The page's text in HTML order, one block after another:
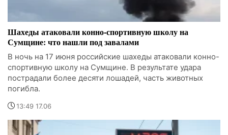
Шахеды атаковали конно-спортивную школу на
Сумщине: что нашли под завалами
В ночь на 17 июня российские шахеды атаковали конно-
спортивную школу на Сумщине. В результате удара
пострадали более десяти лошадей, часть животных
погибла.
13:49 17.06